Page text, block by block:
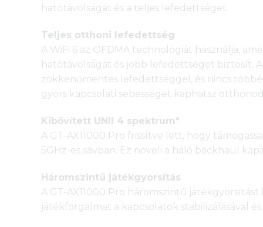
hatótávolságát és a teljes lefedettséget.
Teljes otthoni lefedettség
A WiFi 6 az OFDMA technológiát használja,
hatótávolságát és jobb lefedettséget biztosít.
zökkenőmentes lefedettséggel, és nincs
gyors kapcsolati sebességet kaphatsz
Kibővített UNII 4 spektrum*
A GT-AX11000 Pro frissítve lett, hogy
5GHz-es sávban. Ez növeli a háló backhaul
Háromszintű játékgyorsítás
A GT-AX11000 Pro háromszintű
játékforgalmat a kapcsolatok stabilizálásával